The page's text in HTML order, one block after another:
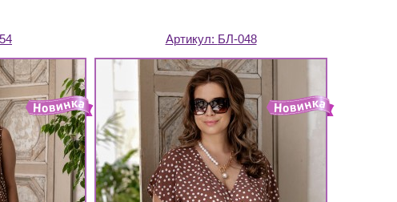
Артикул: БЛ-048